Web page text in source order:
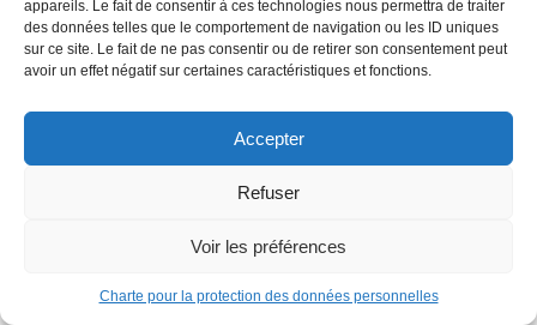
appareils. Le fait de consentir à ces technologies nous permettra de traiter
des données telles que le comportement de navigation ou les ID uniques
sur ce site. Le fait de ne pas consentir ou de retirer son consentement peut
avoir un effet négatif sur certaines caractéristiques et fonctions.
Accepter
Refuser
Voir les préférences
Charte pour la protection des données personnelles
© ALL RIGHTS RESERVED. URBAN COMICS POUR LES
ÉDITIONS FRANÇAISES.